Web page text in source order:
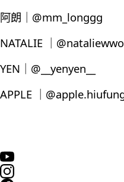
阿朗｜@mm_longgg
NATALIE ｜
YEN｜@__yenyen__
APPLE ｜